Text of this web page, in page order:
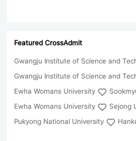
Featured CrossAdmit
Gwangju Institute of Science and
Gwangju Institute of Science and
Ewha Womans University
Ewha Womans University
Sejong
Pukyong National University
Hankuk